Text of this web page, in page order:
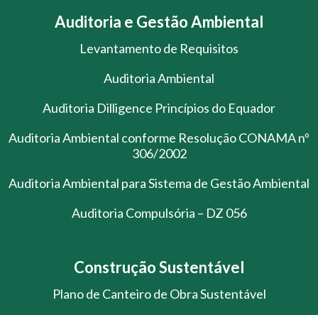
Auditoria e Gestão Ambiental
Levantamento de Requisitos
Auditoria Ambiental
Auditoria Dilligence Princípios do Equador
Auditoria Ambiental conforme Resolução CONAMA nº
306/2002
Auditoria Ambiental para Sistema de Gestão Ambiental
Auditoria Compulsória – DZ 056
Construção Sustentável
Plano de Canteiro de Obra Sustentável